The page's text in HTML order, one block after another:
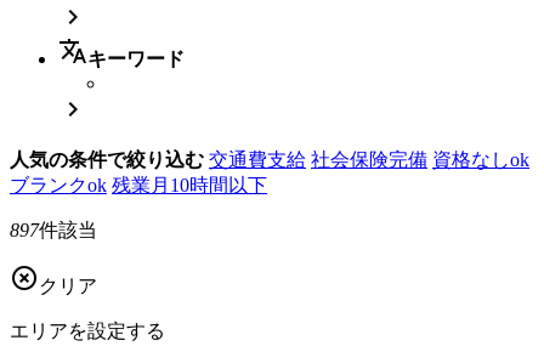

translateキーワード

人気の条件で絞り込む 交通費支給 社会保険完備 資格なしok
ブランクok 残業月10時間以下
897件該当
 クリア
エリアを設定する